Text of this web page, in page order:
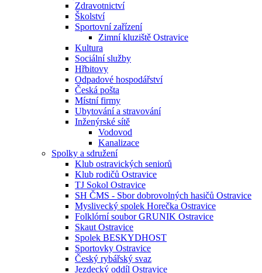
Zdravotnictví
Školství
Sportovní zařízení
Zimní kluziště Ostravice
Kultura
Sociální služby
Hřbitovy
Odpadové hospodářství
Česká pošta
Místní firmy
Ubytování a stravování
Inženýrské sítě
Vodovod
Kanalizace
Spolky a sdružení
Klub ostravických seniorů
Klub rodičů Ostravice
TJ Sokol Ostravice
SH ČMS - Sbor dobrovolných hasičů Ostravice
Myslivecký spolek Horečka Ostravice
Folklórní soubor GRUNIK Ostravice
Skaut Ostravice
Spolek BESKYDHOST
Sportovky Ostravice
Český rybářský svaz
Jezdecký oddíl Ostravice